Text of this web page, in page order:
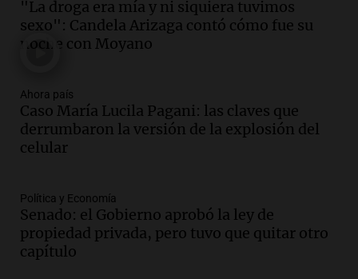
de semana helado y ciudadanos
marchan contra reforma de tierras
Panorama Federal
Audio.
El "Mono" de Kapanga
adelantó su show en Rosario.
Viva la Radio Rosario
Episodios
en suspenso a hombre por simular robo
de recaudación en San Luis
Panorama Federal
Episodios
"La droga era mía y ni siquiera tuvimos
sexo": Candela Arizaga contó cómo fue su
noche con Moyano
Ahora país
Caso María Lucila Pagani: las claves que
derrumbaron la versión de la explosión del
celular
Política y Economía
Senado: el Gobierno aprobó la ley de
propiedad privada, pero tuvo que quitar otro
capítulo